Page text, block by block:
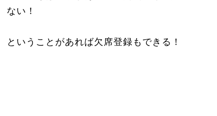
ない！
ということがあれば欠席登録もできる！